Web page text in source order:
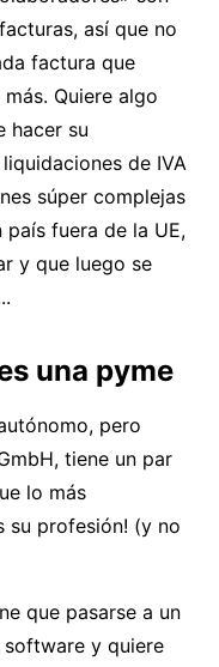
así que no
factura que
Quiere algo
hacer su
de IVA
súper complejas
fuera de la UE,
y que luego se
una pyme
pero
tiene un par
lo más
su profesión! (y no
que pasarse a un
y quiere